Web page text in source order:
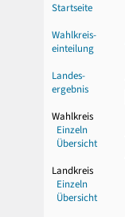
Startseite
Wahlkreis-
einteilung
Landes-
ergebnis
Wahlkreis
Einzeln
Übersicht
Landkreis
Einzeln
Übersicht